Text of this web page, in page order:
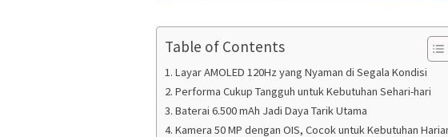
Table of Contents
Layar AMOLED 120Hz yang Nyaman di Segala Kondisi
Performa Cukup Tangguh untuk Kebutuhan Sehari-hari
Baterai 6.500 mAh Jadi Daya Tarik Utama
Kamera 50 MP dengan OIS, Cocok untuk Kebutuhan